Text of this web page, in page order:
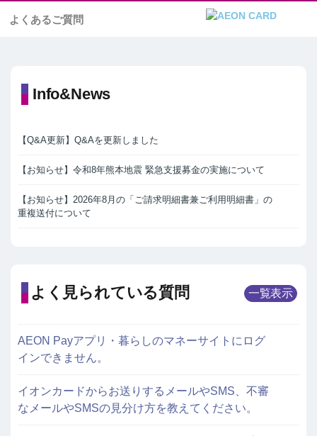
よくあるご質問
Info&News
【Q&A更新】Q&Aを更新しました
【お知らせ】令和8年熊本地震 緊急支援募金の実施について
【お知らせ】2026年8月の「ご請求明細書兼ご利用明細書」の
重複送付について
よく見られている質問 一覧表示
AEON Payアプリ・暮らしのマネーサイトにログ
インできません。
イオンカードからお送りするメールやSMS、不審
なメールやSMSの見分け方を教えてください。